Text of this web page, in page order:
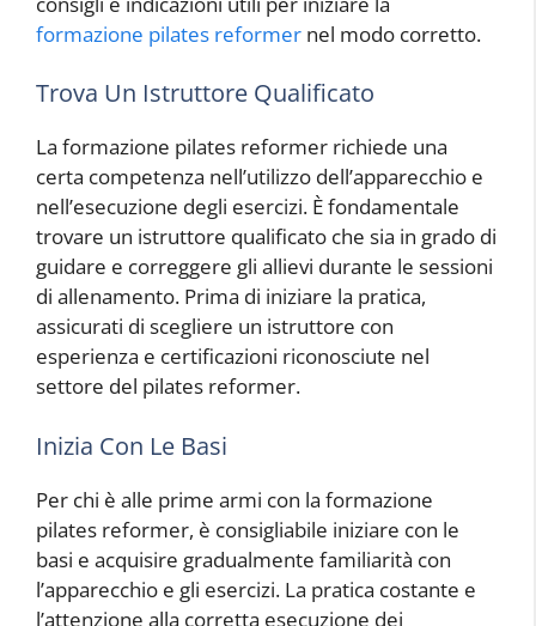
formazione pilates reformer nel modo corretto.
Trova Un Istruttore Qualificato
La formazione pilates reformer richiede una
certa competenza nell’utilizzo dell’apparecchio e
nell’esecuzione degli esercizi. È fondamentale
trovare un istruttore qualificato che sia in grado di
guidare e correggere gli allievi durante le sessioni
di allenamento. Prima di iniziare la pratica,
assicurati di scegliere un istruttore con
esperienza e certificazioni riconosciute nel
settore del pilates reformer.
Inizia Con Le Basi
Per chi è alle prime armi con la formazione
pilates reformer, è consigliabile iniziare con le
basi e acquisire gradualmente familiarità con
l’apparecchio e gli esercizi. La pratica costante e
l’attenzione alla corretta esecuzione dei